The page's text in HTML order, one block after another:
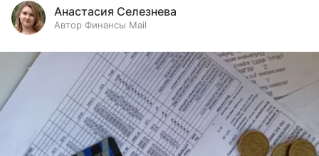
Анастасия Селезнева
Автор Финансы Mail